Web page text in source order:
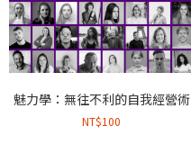
魅力學：無往不利的自我經營術
NT$100